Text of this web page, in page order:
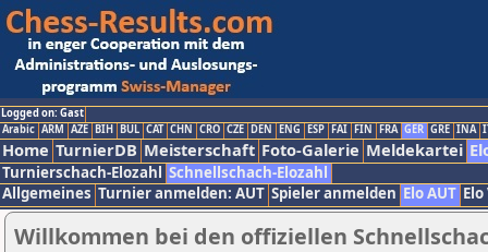
Logged on: Gast
Arabic ARM AZE BIH BUL CAT CHN CRO CZE DEN ENG ESP FAI FIN FRA GER GRE INA
Home TurnierDB Meisterschaft Foto-Galerie Meldekartei
Turnierschach-Elozahl Schnellschach-Elozahl
Allgemeines Turnier anmelden: AUT Spieler anmelden Elo AUT
Willkommen bei den offiziellen